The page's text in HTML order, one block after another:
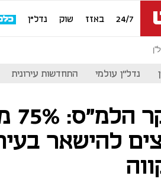
24/7 באזז שוק נדל"ן
נדל"ן עולמי התחדשות עירונית